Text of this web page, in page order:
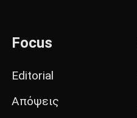
Focus
Editorial
Απόψεις